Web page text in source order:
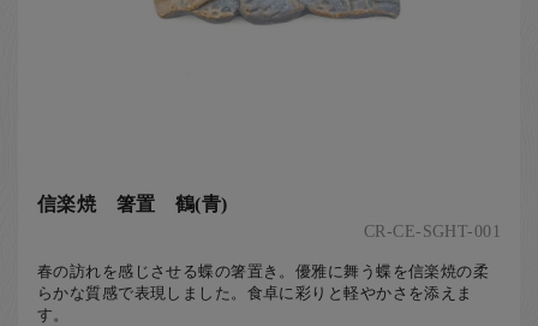
信楽焼 箸置 鶴(青)
CR-CE-SGHT-001
春の訪れを感じさせる蝶の箸置き。優雅に舞う蝶を信楽焼の柔
らかな質感で表現しました。食卓に彩りと軽やかさを添えま
す。